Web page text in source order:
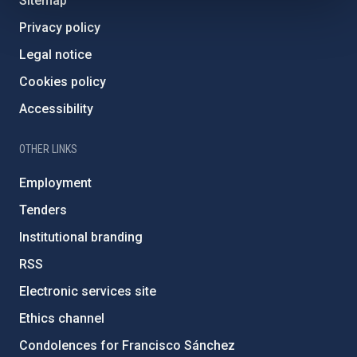
Privacy policy
Legal notice
Cookies policy
Accessibility
OTHER LINKS
Employment
Tenders
Institutional branding
RSS
Electronic services site
Ethics channel
Condolences for Francisco Sánchez